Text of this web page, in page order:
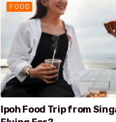
FOOD
Ipoh Food Trip from